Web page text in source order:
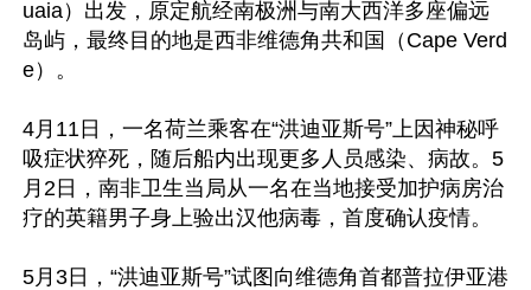
uaia）出发，原定航经南极洲与南大西洋多座偏远
岛屿，最终目的地是西非维德角共和国（Cape Verd
e）。
4月11日，一名荷兰乘客在“洪迪亚斯号”上因神秘呼
吸症状猝死，随后船内出现更多人员感染、病故。5
月2日，南非卫生当局从一名在当地接受加护病房治
疗的英籍男子身上验出汉他病毒，首度确认疫情。
5月3日，“洪迪亚斯号”试图向维德角首都普拉伊亚港